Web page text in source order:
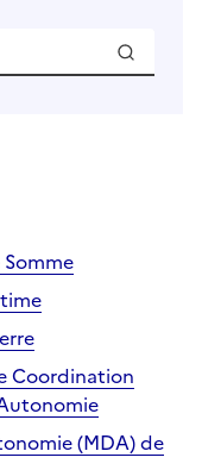
Coordination
(MDA) de